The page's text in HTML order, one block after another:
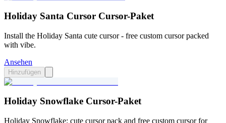
Holiday Santa Cursor Cursor-Paket
Install the Holiday Santa cute cursor - free custom cursor packed
with vibe.
Ansehen
Hinzufügen
Holiday Snowflake Cursor-Paket
Holiday Snowflake: cute cursor pack and free custom cursor for